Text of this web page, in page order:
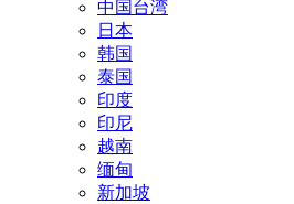
中国台湾
日本
韩国
泰国
印度
印尼
越南
缅甸
新加坡